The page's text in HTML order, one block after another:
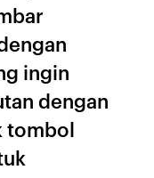
ingin
dengan
tombol